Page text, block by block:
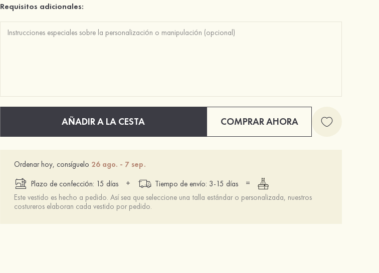
Requisitos adicionales:
AÑADIR A LA CESTA COMPRAR AHORA
Ordenar hoy, consíguelo 26 ago. - 7 sep.
Plazo de confección: 15 días
+ Tiempo de envío: 3-15 días
=
Este vestido es hecho a pedido. Así sea que seleccione una talla estándar o personalizada, nuestros
costureros elaboran cada vestido por pedido.